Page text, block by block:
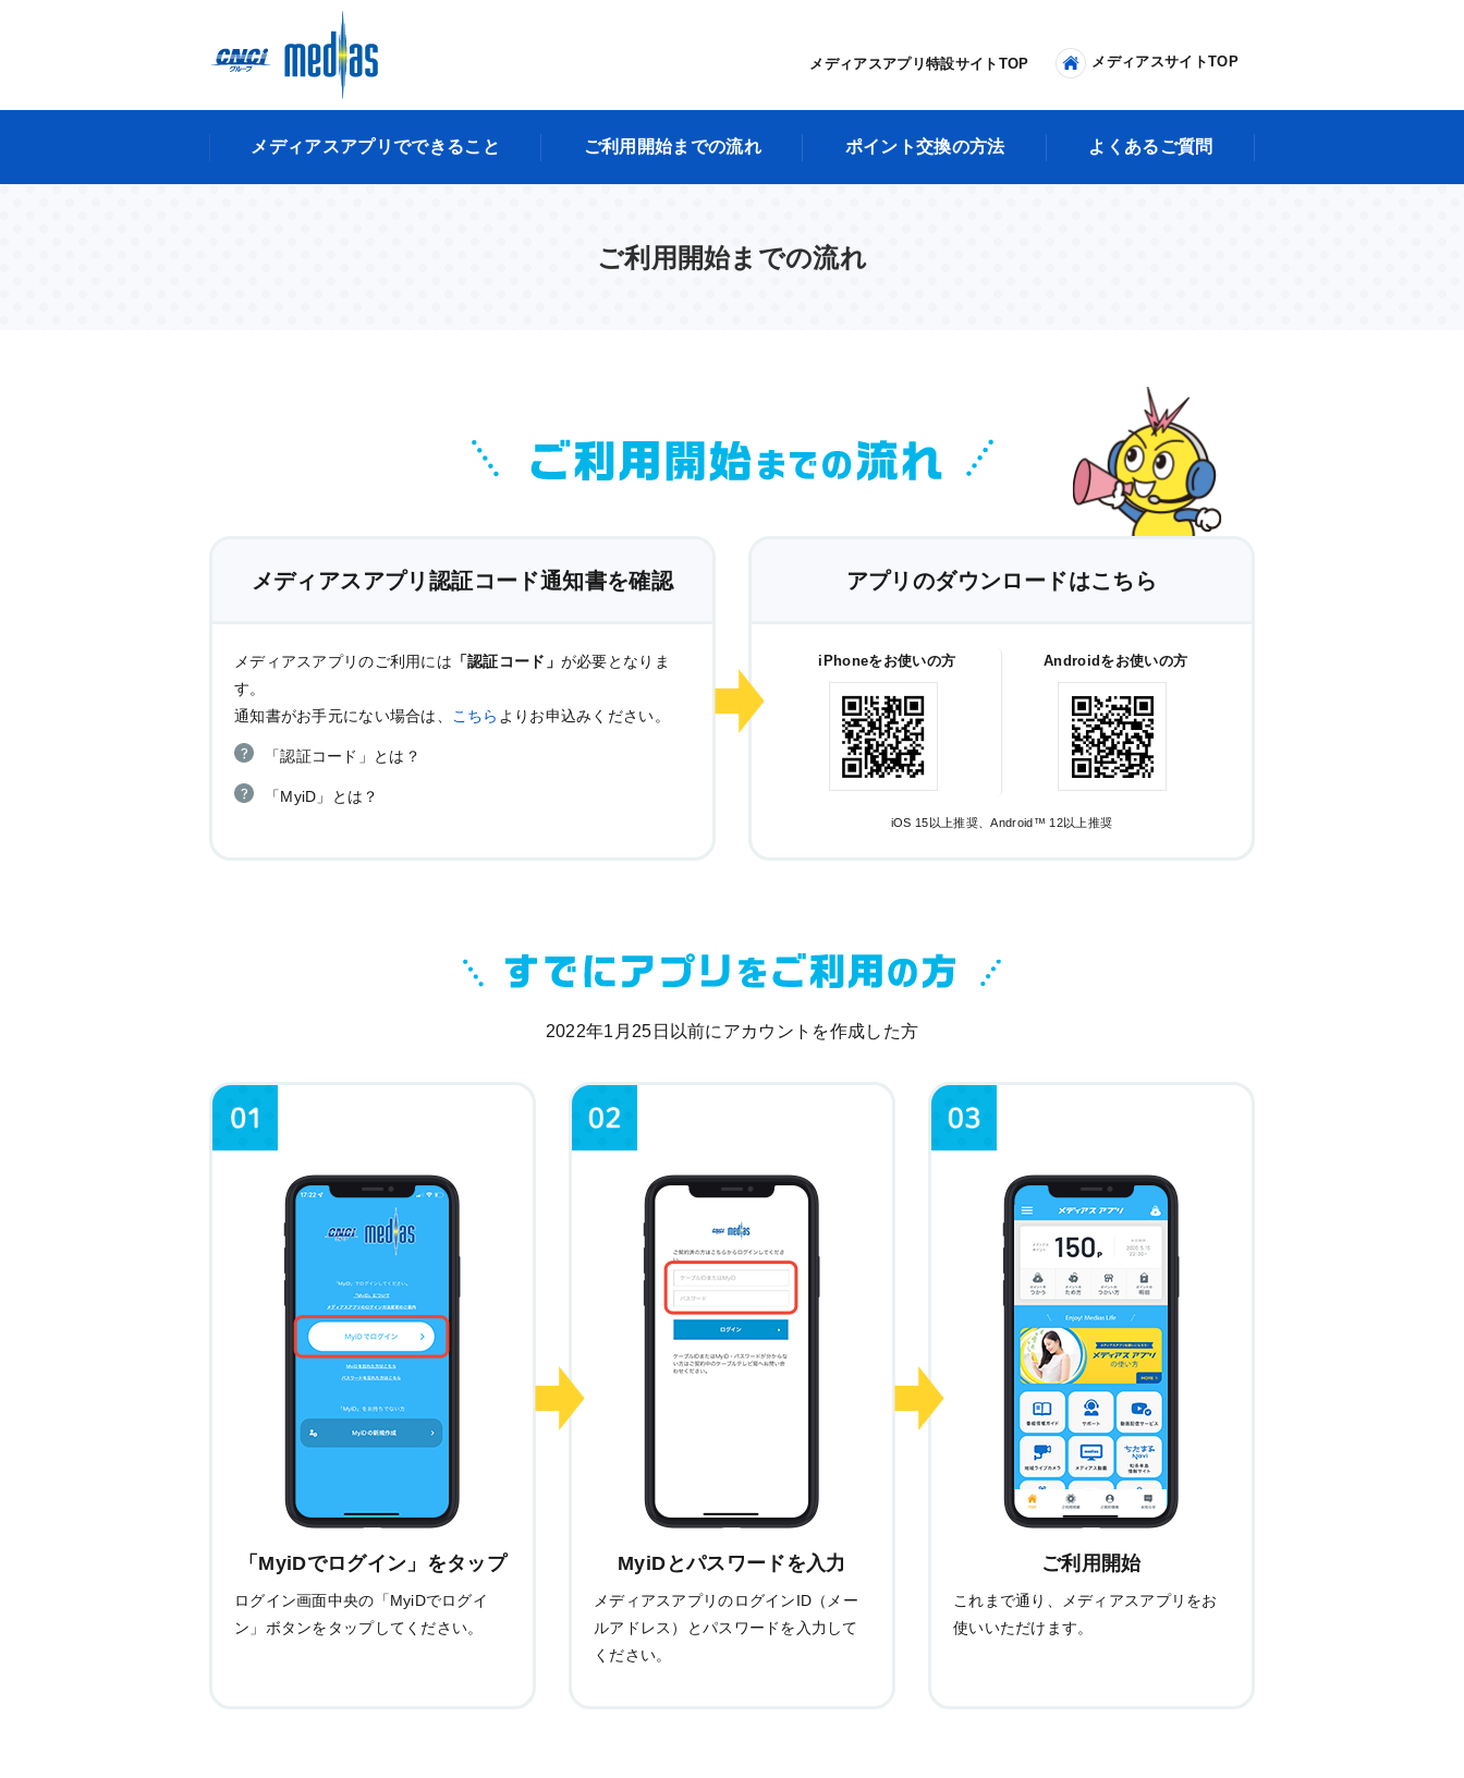
メディアスアプリ特設サイトTOP メディアスサイトTOP
メディアスアプリでできること ご利用開始までの流れ ポイント交換の方法 よくあるご質問
ご利用開始までの流れ
メディアスアプリ認証コード通知書を確認
メディアスアプリのご利用には 「認証コード」 が必要となりま
す。
通知書がお手元にない場合は、
こちら よりお申込みください。
「認証コード」とは？
「MyiD」とは？
アプリのダウンロードはこちら
iPhoneをお使いの方 Androidをお使いの方
iOS 15以上推奨、Android™ 12以上推奨
2022年1月25日以前にアカウントを作成した方
「MyiDでログイン」をタップ
ログイン画面中央の「MyiDでログイ
ン」ボタンをタップしてください。
MyiDとパスワードを入力
メディアスアプリのログインID（メー
ルアドレス）とパスワードを入力して
ください。
ご利用開始
これまで通り、メディアスアプリをお
使いいただけます。